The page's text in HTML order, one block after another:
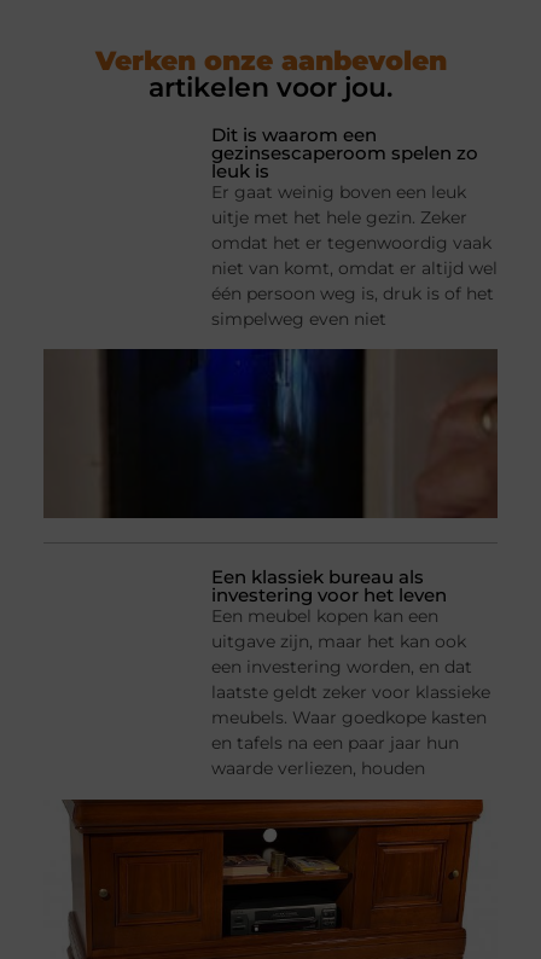
Verken onze aanbevolen
artikelen voor jou.
Dit is waarom een
gezinsescaperoom spelen zo
leuk is
Er gaat weinig boven een leuk
uitje met het hele gezin. Zeker
omdat het er tegenwoordig vaak
niet van komt, omdat er altijd wel
één persoon weg is, druk is of het
simpelweg even niet
Een klassiek bureau als
investering voor het leven
Een meubel kopen kan een
uitgave zijn, maar het kan ook
een investering worden, en dat
laatste geldt zeker voor klassieke
meubels. Waar goedkope kasten
en tafels na een paar jaar hun
waarde verliezen, houden